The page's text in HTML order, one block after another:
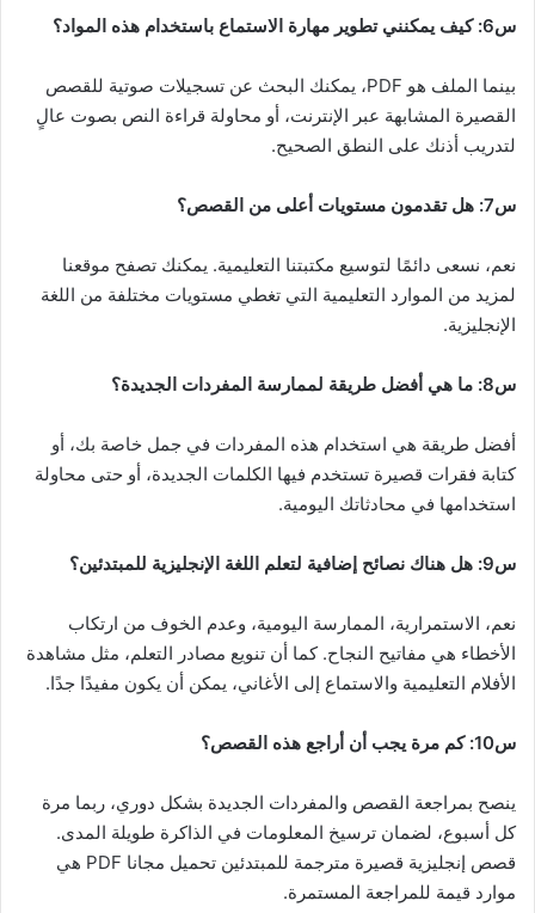
س6: كيف يمكنني تطوير مهارة الاستماع باستخدام هذه المواد؟
بينما الملف هو PDF، يمكنك البحث عن تسجيلات صوتية للقصص
القصيرة المشابهة عبر الإنترنت، أو محاولة قراءة النص بصوت عالٍ
لتدريب أذنك على النطق الصحيح.
س7: هل تقدمون مستويات أعلى من القصص؟
نعم، نسعى دائمًا لتوسيع مكتبتنا التعليمية. يمكنك تصفح موقعنا
لمزيد من الموارد التعليمية التي تغطي مستويات مختلفة من اللغة
الإنجليزية.
س8: ما هي أفضل طريقة لممارسة المفردات الجديدة؟
أفضل طريقة هي استخدام هذه المفردات في جمل خاصة بك، أو
كتابة فقرات قصيرة تستخدم فيها الكلمات الجديدة، أو حتى محاولة
استخدامها في محادثاتك اليومية.
س9: هل هناك نصائح إضافية لتعلم اللغة الإنجليزية للمبتدئين؟
نعم، الاستمرارية، الممارسة اليومية، وعدم الخوف من ارتكاب
الأخطاء هي مفاتيح النجاح. كما أن تنويع مصادر التعلم، مثل مشاهدة
الأفلام التعليمية والاستماع إلى الأغاني، يمكن أن يكون مفيدًا جدًا.
س10: كم مرة يجب أن أراجع هذه القصص؟
ينصح بمراجعة القصص والمفردات الجديدة بشكل دوري، ربما مرة
كل أسبوع، لضمان ترسيخ المعلومات في الذاكرة طويلة المدى.
قصص إنجليزية قصيرة مترجمة للمبتدئين تحميل مجانا PDF هي
موارد قيمة للمراجعة المستمرة.